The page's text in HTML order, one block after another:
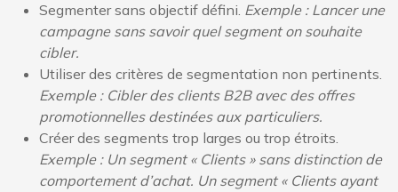
Segmenter sans objectif défini. Exemple : Lancer une
campagne sans savoir quel segment on souhaite
cibler.
Utiliser des critères de segmentation non pertinents.
Exemple : Cibler des clients B2B avec des offres
promotionnelles destinées aux particuliers.
Créer des segments trop larges ou trop étroits.
Exemple : Un segment « Clients » sans distinction de
comportement d’achat. Un segment « Clients ayant